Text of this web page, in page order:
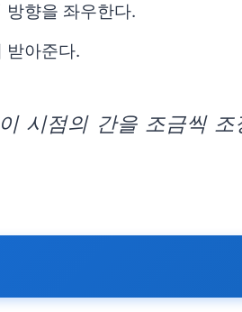
방향을 좌우한다.
받아준다.
시점의 간을 조금씩 조